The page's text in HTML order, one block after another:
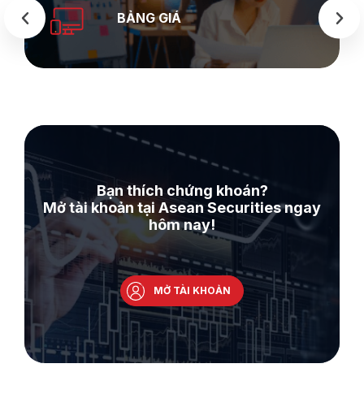
SEASTOCK
WEB
Bạn thích chứng khoán?
Mở tài khoản tại Asean Securities ngay
hôm nay!
MỞ TÀI KHOẢN